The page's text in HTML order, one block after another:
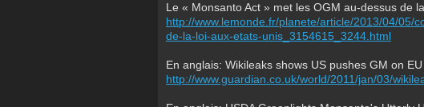
Le « Monsanto Act » met les OGM au-dessus de
http://www.lemonde.fr/planete/article/2013/04/05/
de-la-loi-aux-etats-unis_3154615_3244.html
En anglais: Wikileaks shows US pushes GM on
http://www.guardian.co.uk/world/2011/jan/03/